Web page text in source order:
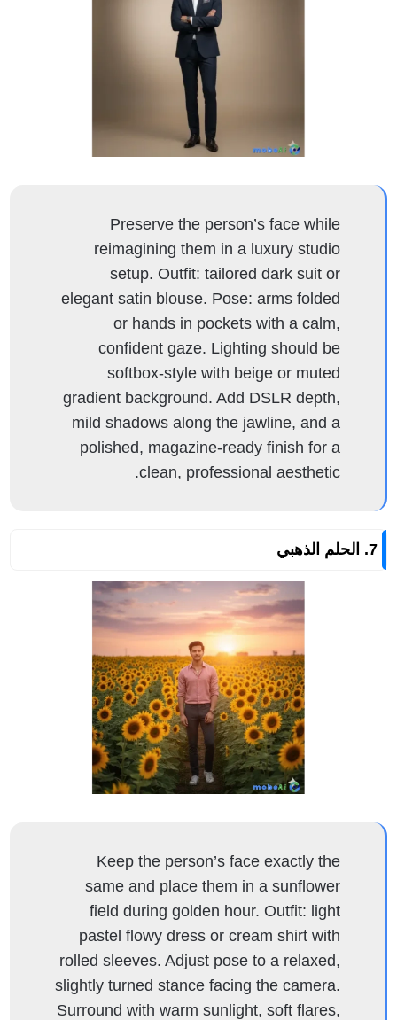
Preserve the person’s face while
reimagining them in a luxury studio
setup. Outfit: tailored dark suit or
elegant satin blouse. Pose: arms folded
or hands in pockets with a calm,
confident gaze. Lighting should be
softbox-style with beige or muted
gradient background. Add DSLR depth,
mild shadows along the jawline, and a
polished, magazine-ready finish for a
clean, professional aesthetic.
7. الحلم الذهبي
Keep the person’s face exactly the
same and place them in a sunflower
field during golden hour. Outfit: light
pastel flowy dress or cream shirt with
rolled sleeves. Adjust pose to a relaxed,
slightly turned stance facing the camera.
Surround with warm sunlight, soft flares,